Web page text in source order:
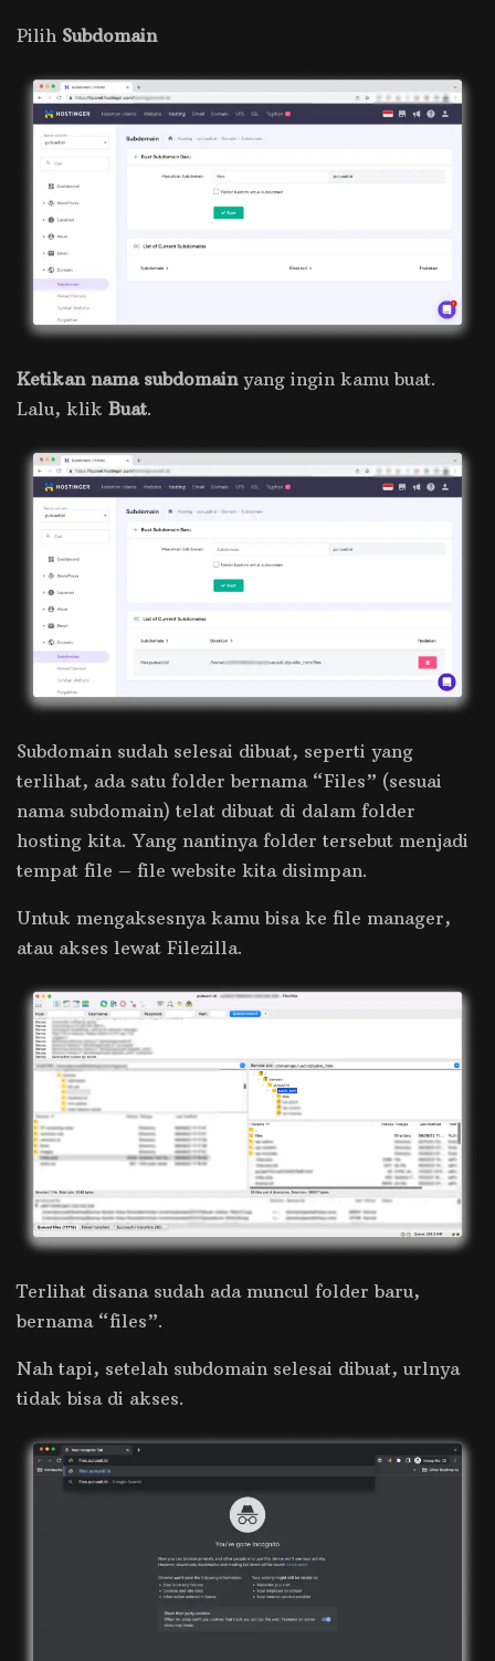
Pilih Subdomain
Ketikan nama subdomainyang ingin kamu buat.
Lalu, klik Buat.
Subdomain sudah selesai dibuat, seperti yang
terlihat, ada satu folder bernama “Files” (sesuai
nama subdomain) telat dibuat di dalam folder
hosting kita. Yang nantinya folder tersebut menjadi
tempat file – file website kita disimpan.
Untuk mengaksesnya kamu bisa ke file manager,
atau akses lewat Filezilla.
Terlihat disana sudah ada muncul folder baru,
bernama “files”.
Nah tapi, setelah subdomain selesai dibuat, urlnya
tidak bisa di akses.